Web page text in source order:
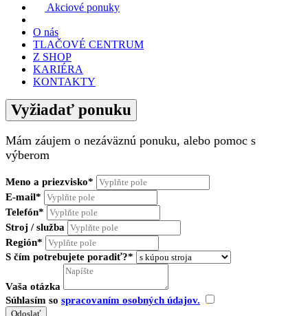
Akciové ponuky
O nás
TLAČOVÉ CENTRUM
Z SHOP
KARIÉRA
KONTAKTY
Vyžiadať ponuku
Mám záujem o nezáväznú ponuku, alebo pomoc s
výberom
Meno a priezvisko*
E-mail*
Telefón*
Stroj / služba
Región*
S čím potrebujete poradiť?*
Vaša otázka
Súhlasím so spracovaním osobných údajov.